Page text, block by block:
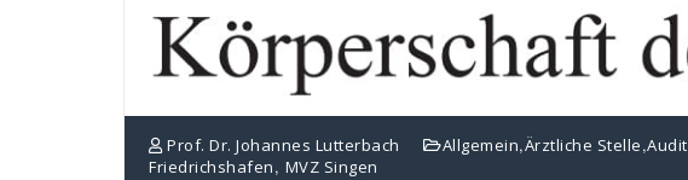
Prof. Dr. Johannes Lutterbach Allgemein,Ärztliche Stelle,Audit
Friedrichshafen, MVZ Singen